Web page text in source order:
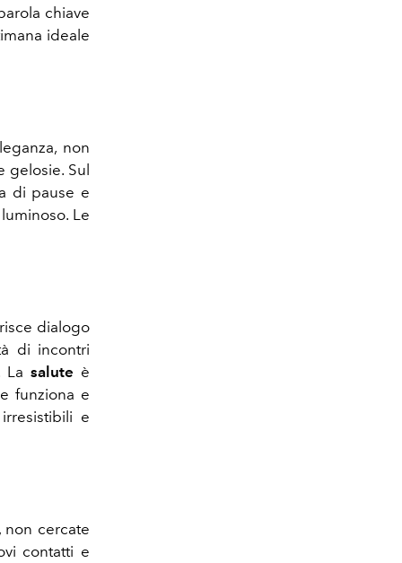
chiave
ideale
non
gelosie. Sul
di pause e
Le
dialogo
di incontri
La salute è
funziona e
e
, non cercate
contatti e